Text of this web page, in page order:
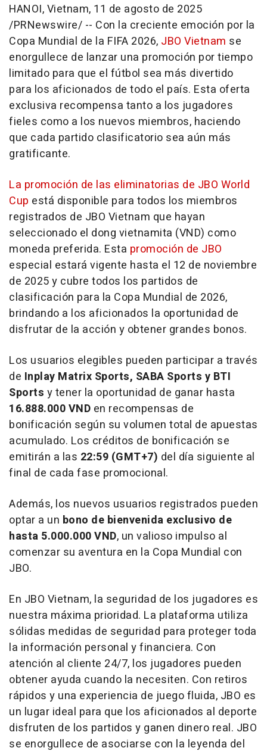
HANOI, Vietnam, 11 de agosto de 2025
/PRNewswire/ -- Con la creciente emoción por la
Copa Mundial de la FIFA 2026, JBO Vietnam se
enorgullece de lanzar una promoción por tiempo
limitado para que el fútbol sea más divertido
para los aficionados de todo el país. Esta oferta
exclusiva recompensa tanto a los jugadores
fieles como a los nuevos miembros, haciendo
que cada partido clasificatorio sea aún más
gratificante.
La promoción de las eliminatorias de JBO World
Cup está disponible para todos los miembros
registrados de JBO Vietnam que hayan
seleccionado el dong vietnamita (VND) como
moneda preferida. Esta promoción de JBO
especial estará vigente hasta el 12 de noviembre
de 2025 y cubre todos los partidos de
clasificación para la Copa Mundial de 2026,
brindando a los aficionados la oportunidad de
disfrutar de la acción y obtener grandes bonos.
Los usuarios elegibles pueden participar a través
de Inplay Matrix Sports, SABA Sports y BTI
Sports y tener la oportunidad de ganar hasta
16.888.000 VND en recompensas de
bonificación según su volumen total de apuestas
acumulado. Los créditos de bonificación se
emitirán a las 22:59 (GMT+7) del día siguiente al
final de cada fase promocional.
Además, los nuevos usuarios registrados pueden
optar a un bono de bienvenida exclusivo de
hasta 5.000.000 VND, un valioso impulso al
comenzar su aventura en la Copa Mundial con
JBO.
En JBO Vietnam, la seguridad de los jugadores es
nuestra máxima prioridad. La plataforma utiliza
sólidas medidas de seguridad para proteger toda
la información personal y financiera. Con
atención al cliente 24/7, los jugadores pueden
obtener ayuda cuando la necesiten. Con retiros
rápidos y una experiencia de juego fluida, JBO es
un lugar ideal para que los aficionados al deporte
disfruten de los partidos y ganen dinero real. JBO
se enorgullece de asociarse con la leyenda del